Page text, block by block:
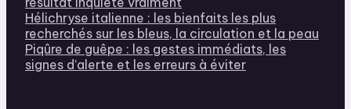
Hélichryse italienne : les bienfaits les plus
recherchés sur les bleus, la circulation et la peau
Piqûre de guêpe : les gestes immédiats, les
signes d’alerte et les erreurs à éviter